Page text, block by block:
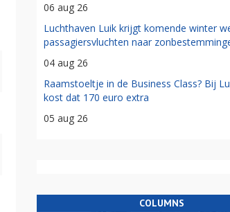
06 aug 26
Luchthaven Luik krijgt komende winter
passagiersvluchten naar
04 aug 26
Raamstoeltje in de Business Class? Bij
kost dat 170 euro extra
05 aug 26
COLUMNS